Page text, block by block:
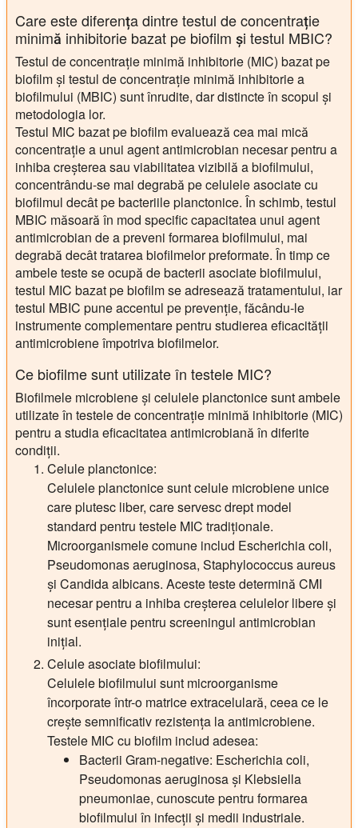
Care este diferența dintre testul de concentrație
minimă inhibitorie bazat pe biofilm și testul MBIC?
Testul de concentrație minimă inhibitorie (MIC) bazat pe
biofilm și testul de concentrație minimă inhibitorie a
biofilmului (MBIC) sunt înrudite, dar distincte în scopul și
metodologia lor.
Testul MIC bazat pe biofilm evaluează cea mai mică
concentrație a unui agent antimicrobian necesar pentru a
inhiba creșterea sau viabilitatea vizibilă a biofilmului,
concentrându-se mai degrabă pe celulele asociate cu
biofilmul decât pe bacteriile planctonice. În schimb, testul
MBIC măsoară în mod specific capacitatea unui agent
antimicrobian de a preveni formarea biofilmului, mai
degrabă decât tratarea biofilmelor preformate. În timp ce
ambele teste se ocupă de bacterii asociate biofilmului,
testul MIC bazat pe biofilm se adresează tratamentului, iar
testul MBIC pune accentul pe prevenție, făcându-le
instrumente complementare pentru studierea eficacității
antimicrobiene împotriva biofilmelor.
Ce biofilme sunt utilizate în testele MIC?
Biofilmele microbiene și celulele planctonice sunt ambele
utilizate în testele de concentrație minimă inhibitorie (MIC)
pentru a studia eficacitatea antimicrobiană în diferite
condiții.
Celule planctonice:
Celulele planctonice sunt celule microbiene unice
care plutesc liber, care servesc drept model
standard pentru testele MIC tradiționale.
Microorganismele comune includ Escherichia coli,
Pseudomonas aeruginosa, Staphylococcus aureus
și Candida albicans. Aceste teste determină CMI
necesar pentru a inhiba creșterea celulelor libere și
sunt esențiale pentru screeningul antimicrobian
inițial.
Celule asociate biofilmului:
Celulele biofilmului sunt microorganisme
încorporate într-o matrice extracelulară, ceea ce le
crește semnificativ rezistența la antimicrobiene.
Testele MIC cu biofilm includ adesea:
Bacterii Gram-negative: Escherichia coli,
Pseudomonas aeruginosa și Klebsiella
pneumoniae, cunoscute pentru formarea
biofilmului în infecții și medii industriale.